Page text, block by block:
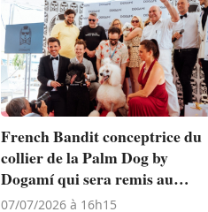
French Bandit conceptrice du
collier de la Palm Dog by
Dogamí qui sera remis au
meilleur acteur canin lors du
07/07/2026 à 16h15